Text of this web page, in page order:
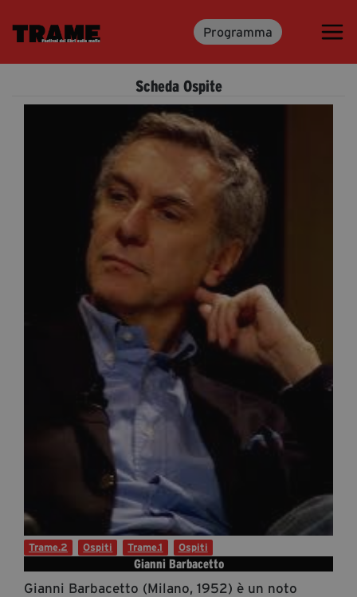
Programma
Trame.15
Media & Press
Accrediti Stampa
Cartella Stampa
Rassegna Stampa
Partecipa
Diventa Partner
Fondazione Trame
Civico Trame
#Trameascuola
Mostra 3D - Visioni Civiche
Scheda Ospite
Gianni Barbacetto
Gianni Barbacetto (Milano, 1952) è un noto
Trame.2 Ospiti Trame.1 Ospiti